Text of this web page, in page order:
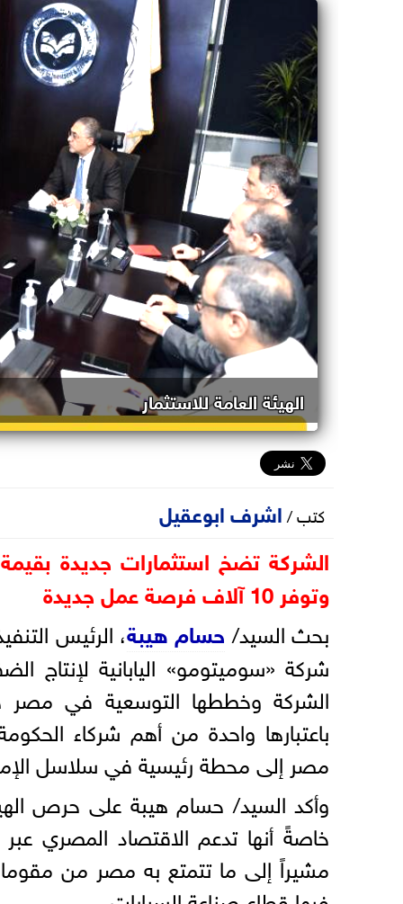
الهيئة العامة للاستثمار
كتب /اشرف ابوعقيل
وتوفر 10 آلاف فرصة عمل جديدة
بحث السيد/حسام هيبة، الرئيس
شركة «سوميتومو» اليابانية لإنتاج
الشركة وخططها التوسعية في مصر
باعتبارها واحدة من أهم شركاء
مصر إلى محطة رئيسية في سلاسل
وأكد السيد/ حسام هيبة على حرص
خاصةً أنها تدعم الاقتصاد المصري
مشيراً إلى ما تتمتع به مصر من